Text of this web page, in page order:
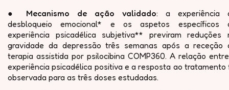
● Mecanismo de ação validado: a experiência
desbloqueio emocional* e os aspetos específicos
experiência psicadélica subjetiva** previram reduções
gravidade da depressão três semanas após a receção
terapia assistida por psilocibina COMP360. A relação
experiência psicadélica positiva e a resposta ao tratamento
observada para as três doses estudadas.